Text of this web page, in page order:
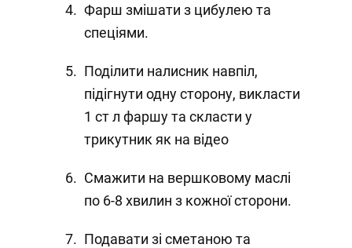
Фарш змішати з цибулею та
спеціями.
Поділити налисник навпіл,
підігнути одну сторону, викласти
1 ст л фаршу та скласти у
трикутник як на відео
Смажити на вершковому маслі
по 6-8 хвилин з кожної сторони.
Подавати зі сметаною та